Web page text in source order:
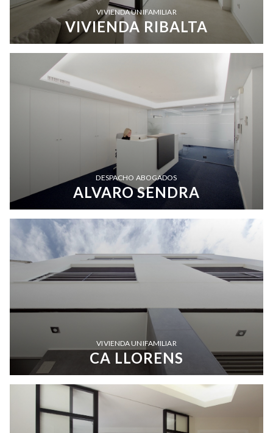
VIVIENDA UNIFAMILIAR
VIVIENDA RIBALTA
DESPACHO ABOGADOS
ALVARO SENDRA
VIVIENDA UNIFAMILIAR
CA LLORENS